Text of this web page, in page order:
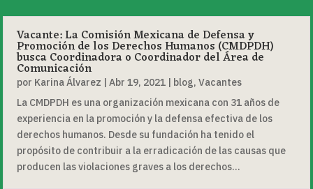
Vacante: La Comisión Mexicana de Defensa y
Promoción de los Derechos Humanos (CMDPDH)
busca Coordinadora o Coordinador del Área de
Comunicación
por Karina Álvarez |Abr 19, 2021 | blog,Vacantes
La CMDPDH es una organización mexicana con 31 años de
experiencia en la promoción y la defensa efectiva de los
derechos humanos. Desde su fundación ha tenido el
propósito de contribuir a la erradicación de las causas que
producen las violaciones graves a los derechos...